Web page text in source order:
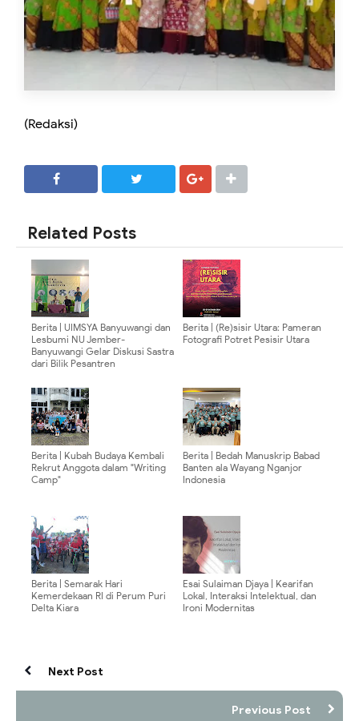
(Redaksi)
Related Posts
Berita | UIMSYA Banyuwangi dan
Lesbumi NU Jember-
Banyuwangi Gelar Diskusi Sastra
dari Bilik Pesantren
Berita | (Re)sisir Utara: Pameran
Fotografi Potret Pesisir Utara
Berita | Kubah Budaya Kembali
Rekrut Anggota dalam "Writing
Camp"
Berita | Bedah Manuskrip Babad
Banten ala Wayang Nganjor
Indonesia
Berita | Semarak Hari
Kemerdekaan RI di Perum Puri
Delta Kiara
Esai Sulaiman Djaya | Kearifan
Lokal, Interaksi Intelektual, dan
Ironi Modernitas
Next Post
Previous Post